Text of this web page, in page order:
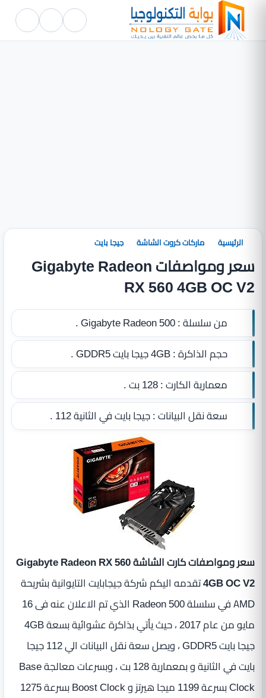
الرئيسية ماركات كروت الشاشة جيجا بايت
سعر ومواصفات Gigabyte Radeon
RX 560 4GB OC V2
من سلسلة :Gigabyte Radeon 500 .
حجم الذاكرة :4GB جيجا بايت GDDR5
.
معمارية الكارت :128 بت .
سعة نقل البيانات :جيجا بايت في الثانية 112 .
سعر ومواصفات كارت الشاشة Gigabyte Radeon RX 560
4GB OC V2تقدمه اليكم شركة جيجابايت التايوانية بشريحة
AMD في سلسلة Radeon 500 الذي تم الاعلان عنه فى 16
مايو من عام 2017 ، حيث يأتي بذاكرة عشوائية بسعة 4GB
جيجا بايت GDDR5 ، ويصل سعة نقل البيانات الي 112 جيجا
بايت في الثانية و بمعمارية 128 بت ، وبسرعات معالجة Base
Clock بسرعة 1199 ميجا هيرتز و Boost Clock بسرعة 1275